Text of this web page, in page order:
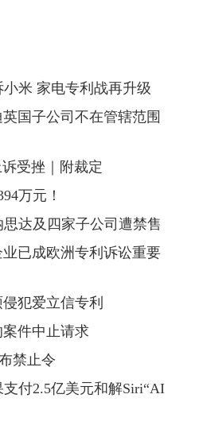
米 家电专利战再升级
国子公司不在管辖范围
受挫｜附裁定
万元！
达及四家子公司遭禁售
业已成欧洲专利诉讼重要
犯爱立信专利
件中止请求
禁止令
付2.5亿美元和解Siri“AI